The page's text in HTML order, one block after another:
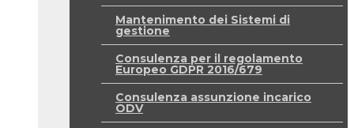
Mantenimento dei Sistemi di
gestione
Consulenza per il regolamento
Europeo GDPR 2016/679
Consulenza assunzione incarico
ODV